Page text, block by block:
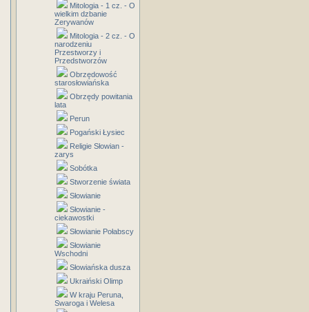
Mitologia - 1 cz. - O
wielkim dzbanie
Zerywanów
Mitologia - 2 cz. - O
narodzeniu
Przestworzy i
Przedstworzów
Obrzędowość
starosłowiańska
Obrzędy powitania
lata
Perun
Pogański Łysiec
Religie Słowian -
zarys
Sobótka
Stworzenie świata
Słowianie
Słowianie -
ciekawostki
Słowianie Połabscy
Słowianie
Wschodni
Słowiańska dusza
Ukraiński Olimp
W kraju Peruna,
Swaroga i Welesa